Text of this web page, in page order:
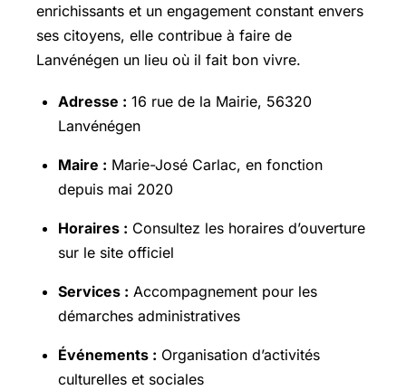
enrichissants et un engagement constant envers
ses citoyens, elle contribue à faire de
Lanvénégen un lieu où il fait bon vivre.
Adresse : 16 rue de la Mairie, 56320
Lanvénégen
Maire : Marie-José Carlac, en fonction
depuis mai 2020
Horaires : Consultez les horaires d’ouverture
sur le site officiel
Services : Accompagnement pour les
démarches administratives
Événements : Organisation d’activités
culturelles et sociales